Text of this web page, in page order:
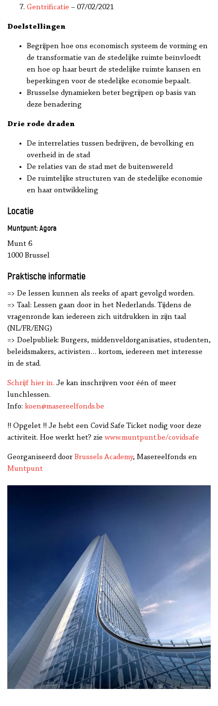
Gentrificatie – 07/02/2021
Doelstellingen
Begrijpen hoe ons economisch systeem de vorming en
de transformatie van de stedelijke ruimte beïnvloedt
en hoe op haar beurt de stedelijke ruimte kansen en
beperkingen voor de stedelijke economie bepaalt.
Brusselse dynamieken beter begrijpen op basis van
deze benadering
Drie rode draden
De interrelaties tussen bedrijven, de bevolking en
overheid in de stad
De relaties van de stad met de buitenwereld
De ruimtelijke structuren van de stedelijke economie
en haar ontwikkeling
Locatie
Muntpunt: Agora
Munt 6
1000 Brussel
Praktische informatie
=> De lessen kunnen als reeks of apart gevolgd worden.
=> Taal: Lessen gaan door in het Nederlands. Tijdens de
vragenronde kan iedereen zich uitdrukken in zijn taal
(NL/FR/ENG)
=> Doelpubliek: Burgers, middenveldorganisaties, studenten,
beleidsmakers, activisten… kortom, iedereen met interesse
in de stad.
Schrijf hier in. Je kan inschrijven voor één of meer
lunchlessen.
Info: koen@masereelfonds.be
!! Opgelet !! Je hebt een Covid Safe Ticket nodig voor deze
activiteit. Hoe werkt het? zie www.muntpunt.be/covidsafe
Georganiseerd doorBrussels Academy, Masereelfonds en
Muntpunt